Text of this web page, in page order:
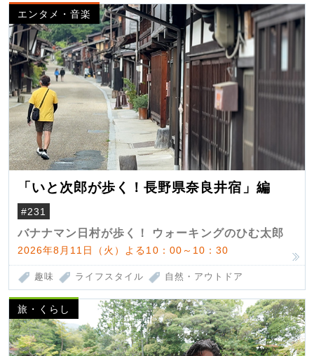
エンタメ・音楽
「いと次郎が歩く！長野県奈良井宿」編
#231
バナナマン日村が歩く！ ウォーキングのひむ太郎
2026年8月11日（火）よる10：00～10：30
趣味 ライフスタイル 自然・アウトドア
旅・くらし